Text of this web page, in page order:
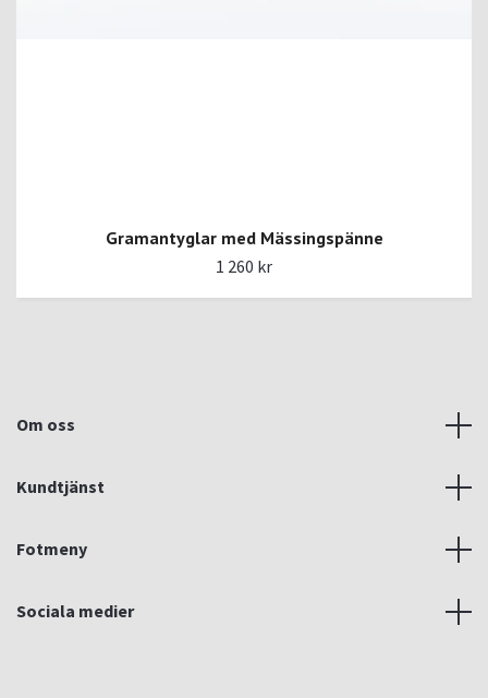
Gramantyglar med Mässingspänne
1 260 kr
Om oss
Kundtjänst
Fotmeny
Sociala medier